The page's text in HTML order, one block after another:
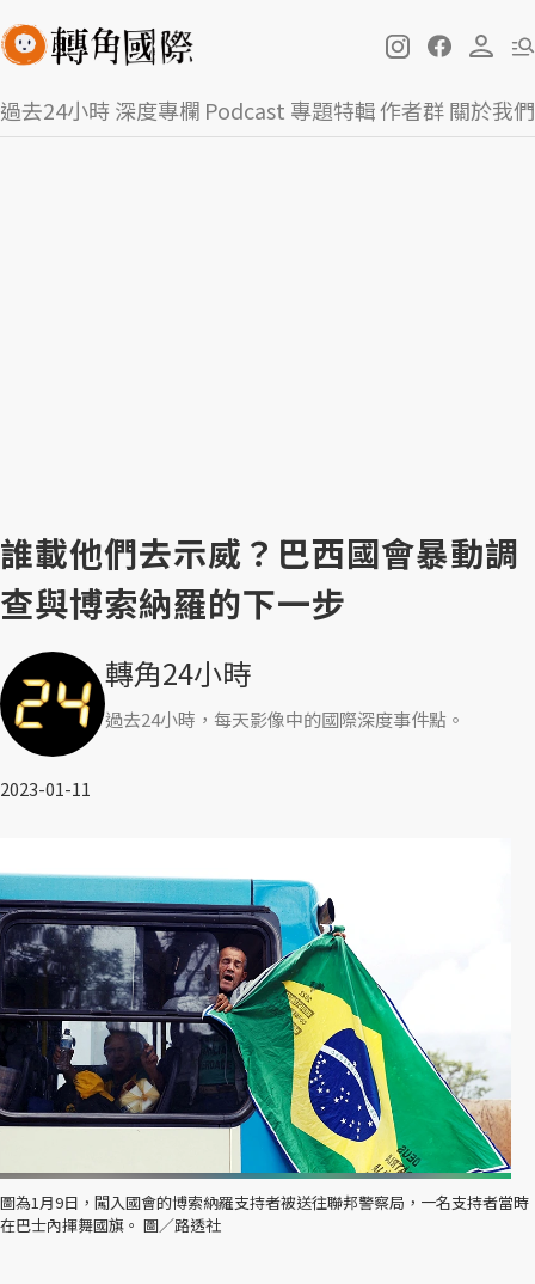
過去24小時深度專欄 Podcast 專題特輯作者群關於我們
誰載他們去示威？巴西國會暴動調
查與博索納羅的下一步
轉角24小時
過去24小時，每天影像中的國際深度事件點。
2023-01-11
圖為1月9日，闖入國會的博索納羅支持者被送往聯邦警察局，一名支持者當時
在巴士內揮舞國旗。 圖／路透社